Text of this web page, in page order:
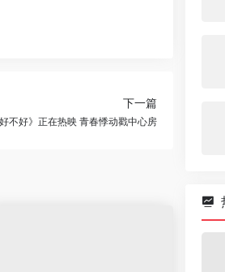
下一篇
好不好》正在热映 青春悸动戳中心房